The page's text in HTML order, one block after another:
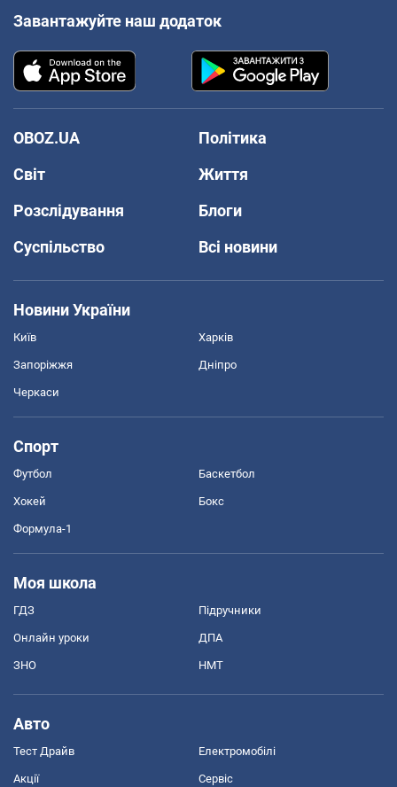
Завантажуйте наш додаток
OBOZ.UA
Політика
Світ
Життя
Розслідування
Блоги
Суспільство
Всі новини
Новини України
Київ Харків
Запоріжжя Дніпро
Черкаси
Спорт
Футбол Баскетбол
Хокей Бокс
Формула-1
Моя школа
ГДЗ Підручники
Онлайн уроки ДПА
ЗНО НМТ
Авто
Тест Драйв Електромобілі
Акції Сервіс